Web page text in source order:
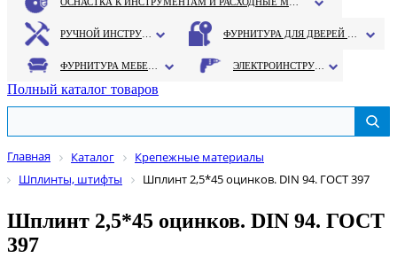
Полный каталог товаров
Главная Каталог
Крепежные материалы
Шплинты, штифты
Шплинт 2,5*45 оцинков. DIN 94. ГОСТ 397
Шплинт 2,5*45 оцинков. DIN 94. ГОСТ
397